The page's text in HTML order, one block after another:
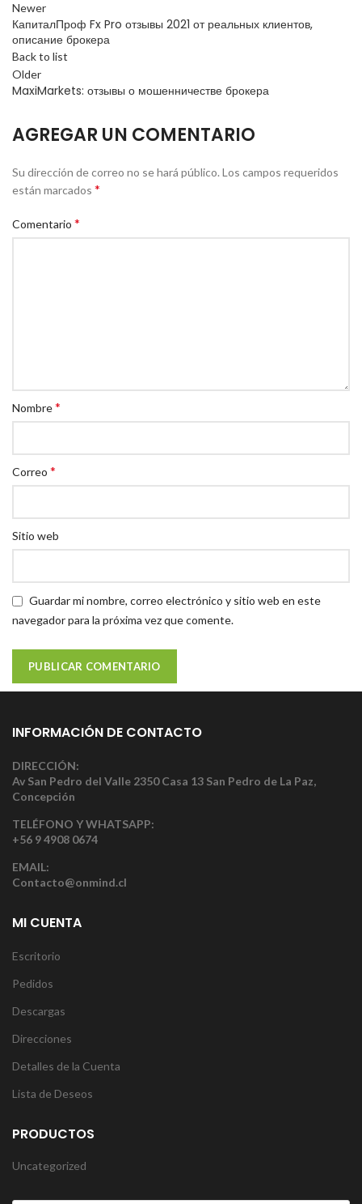
Newer
КапиталПроф Fx Pro отзывы 2021 от реальных клиентов,
описание брокера
Back to list
Older
MaxiMarkets: отзывы о мошенничестве брокера
AGREGAR UN COMENTARIO
Su dirección de correo no se hará público. Los campos requeridos
están marcados *
Comentario *
Nombre*
Correo *
Sitio web
Guardar mi nombre, correo electrónico y sitio web en este
navegador para la próxima vez que comente.
INFORMACIÓN DE CONTACTO
DIRECCIÓN:
Av San Pedro del Valle 2350 Casa 13 San Pedro de La Paz,
Concepción
TELÉFONO Y WHATSAPP:
+56 9 4908 0674
EMAIL:
Contacto@onmind.cl
MI CUENTA
Escritorio
Pedidos
Descargas
Direcciones
Detalles de la Cuenta
Lista de Deseos
PRODUCTOS
Uncategorized